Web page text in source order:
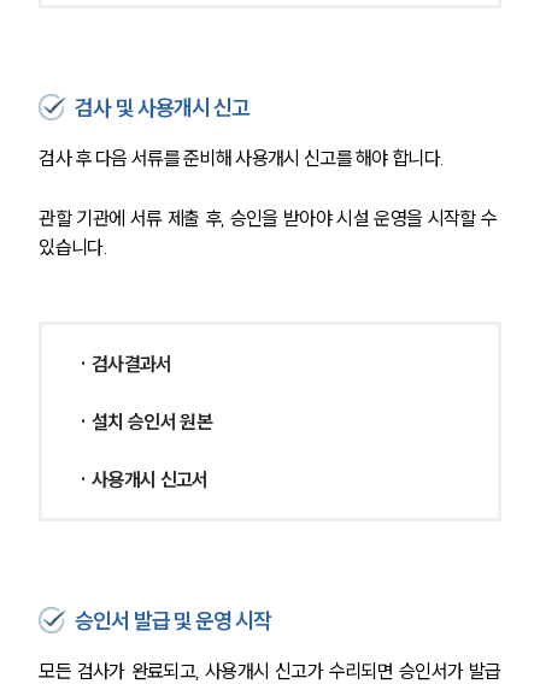
소식/자료
공지사항
법률 블로그
대륜법률상담예약
검사 및 사용개시 신고
검사 후 다음 서류를 준비해 사용개시 신고를 해야 합니다.
관할 기관에 서류 제출 후, 승인을 받아야 시설 운영을 시작할 수
있습니다.
· 검사결과서
· 설치 승인서 원본
· 사용개시 신고서
승인서 발급 및 운영 시작
모든 검사가 완료되고, 사용개시 신고가 수리되면 승인서가 발급